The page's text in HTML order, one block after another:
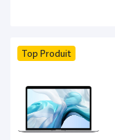
Top Produit